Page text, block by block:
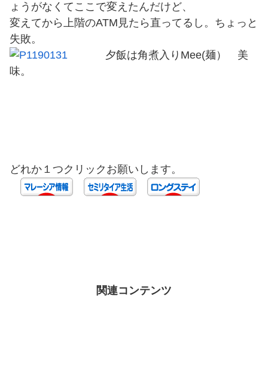
ょうがなくてここで変えたんだけど、
変えてから上階のATM見たら直ってるし。ちょっと
失敗。
夕飯は角煮入りMee(麺） 美
味。
どれか１つクリックお願いします。
関連コンテンツ